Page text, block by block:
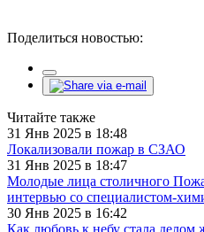
Поделиться новостью:
Читайте также
31 Янв 2025 в 18:48
Локализовали пожар в СЗАО
31 Янв 2025 в 18:47
Молодые лица столичного
интервью со специалистом-
30 Янв 2025 в 16:42
Как любовь к небу стала делом